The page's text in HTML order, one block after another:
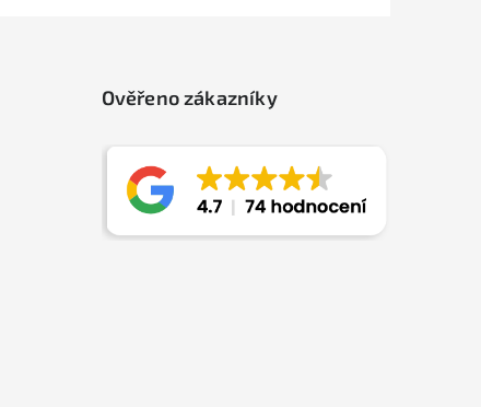
Ověřeno zákazníky